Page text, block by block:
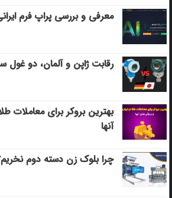
معرفی و بررسی پراپ فرم ایرانی
رقابت ژاپن و آلمان، دو غول
بهترین بروکر برای معاملات
آنها
چرا بلوک زن دسته دوم